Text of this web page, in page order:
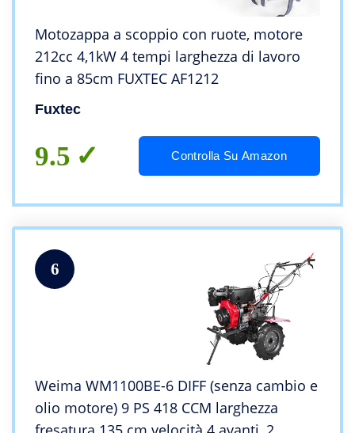
Motozappa a scoppio con ruote, motore
212cc 4,1kW 4 tempi larghezza di lavoro
fino a 85cm FUXTEC AF1212
Fuxtec
9.5 Controlla Su Amazon
6
Weima WM1100BE-6 DIFF (senza cambio e
olio motore) 9 PS 418 CCM larghezza